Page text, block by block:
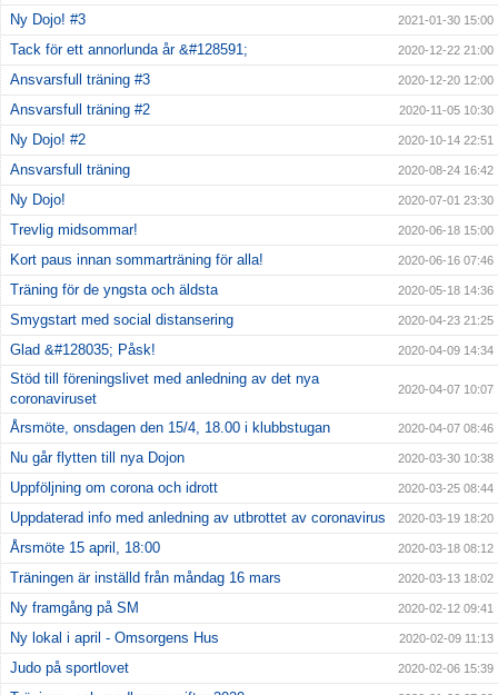
Ny Dojo! #3 2021-01-30 15:00
Tack för ett annorlunda år &#128591; 2020-12-22 21:00
Ansvarsfull träning #3 2020-12-20 12:00
Ansvarsfull träning #2 2020-11-05 10:30
Ny Dojo! #2 2020-10-14 22:51
Ansvarsfull träning 2020-08-24 16:42
Ny Dojo! 2020-07-01 23:30
Trevlig midsommar! 2020-06-18 15:00
Kort paus innan sommarträning för alla! 2020-06-16 07:46
Träning för de yngsta och äldsta 2020-05-18 14:36
Smygstart med social distansering 2020-04-23 21:25
Glad &#128035; Påsk! 2020-04-09 14:34
Stöd till föreningslivet med anledning av det nya
coronaviruset
2020-04-07 10:07
Årsmöte, onsdagen den 15/4, 18.00 i klubbstugan 2020-04-07 08:46
Nu går flytten till nya Dojon 2020-03-30 10:38
Uppföljning om corona och idrott 2020-03-25 08:44
Uppdaterad info med anledning av utbrottet av coronavirus 2020-03-19 18:20
Årsmöte 15 april, 18:00 2020-03-18 08:12
Träningen är inställd från måndag 16 mars 2020-03-13 18:02
Ny framgång på SM 2020-02-12 09:41
Ny lokal i april - Omsorgens Hus 2020-02-09 11:13
Judo på sportlovet 2020-02-06 15:39